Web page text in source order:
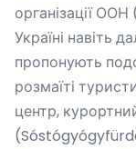
організації
Україні навіть
пропонують
розмаїті
центр,